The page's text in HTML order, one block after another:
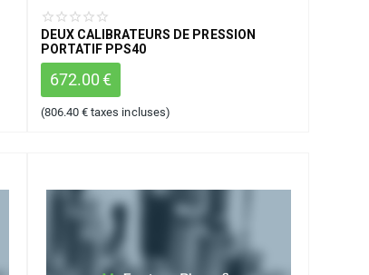
DEUX CALIBRATEURS DE PRESSION
PORTATIF PPS40
672.00 €
(806.40 € taxes incluses)